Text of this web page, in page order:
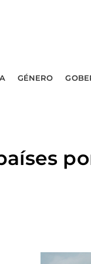
GÉNERO